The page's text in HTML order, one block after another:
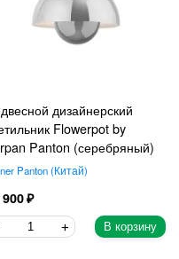
дизайнерский
Flowerpot by
Panton (серебряный)
Panton Китай
900
В корзину